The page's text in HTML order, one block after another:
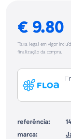
€ 9.80
Taxa legal em vigor
finalização da compra.
referência:
marca: